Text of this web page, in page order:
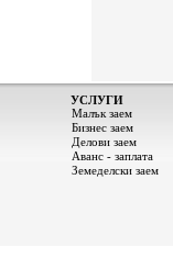
УСЛУГИ
Малък заем
Бизнес заем
Делови заем
Аванс - заплата
Земеделски заем